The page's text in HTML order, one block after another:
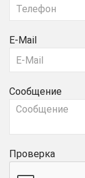
E-Mail
Сообщение
Проверка